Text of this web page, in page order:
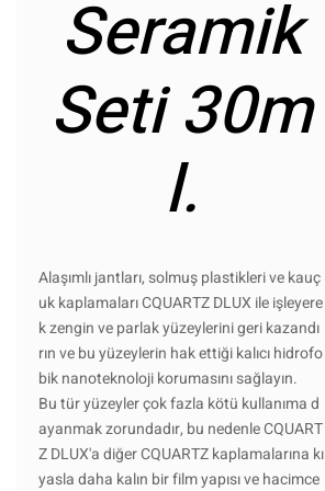
Seramik
Seti 30m
l.
Alaşımlı jantları, solmuş plastikleri ve kauç
uk kaplamaları CQUARTZ DLUX ile işleyere
k zengin ve parlak yüzeylerini geri kazandı
rın ve bu yüzeylerin hak ettiği kalıcı hidrofo
bik nanoteknoloji korumasını sağlayın.
Bu tür yüzeyler çok fazla kötü kullanıma d
ayanmak zorundadır, bu nedenle CQUART
Z DLUX'a diğer CQUARTZ kaplamalarına kı
yasla daha kalın bir film yapısı ve hacimce